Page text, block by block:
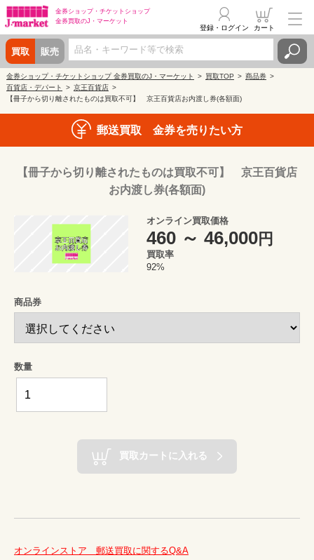
金券ショップ・ チケットショップ
金券買取のJ・マーケット
買取 販売
登録・ログイン カート
金券ショップ・チケットショップ 金券買取のJ・マーケット 買取TOP
商品券
百貨店・デパート
京王百貨店
【冊子から切り離されたものは買取不可】 京王百貨店お内渡し券(各額面)
郵送買取 金券を売りたい方
【冊子から切り離されたものは買取不可】 京王百貨店
お内渡し券(各額面)
オンライン買取価格
460 ～ 46,000円
買取率
92%
商品券
数量
買取カートに入れる
オンラインストア　郵送買取に関するQ&A